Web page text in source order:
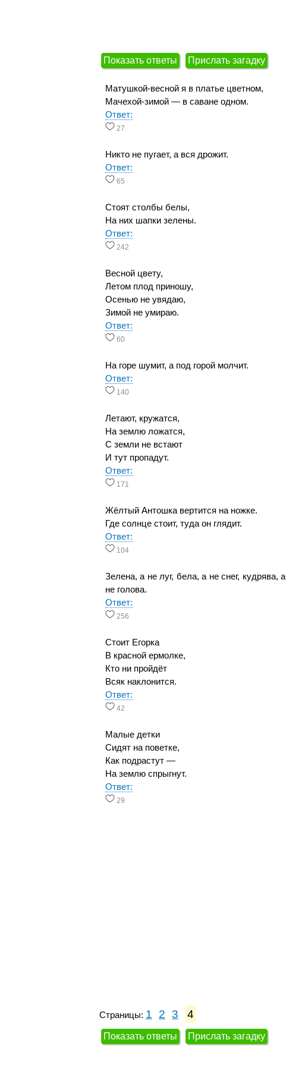
Показать ответы Прислать загадку
Матушкой-весной я в платье цветном,
Мачехой-зимой — в саване одном.
Ответ:
27
Никто не пугает, а вся дрожит.
Ответ:
65
Стоят столбы белы,
На них шапки зелены.
Ответ:
242
Весной цвету,
Летом плод приношу,
Осенью не увядаю,
Зимой не умираю.
Ответ:
60
На горе шумит, а под горой молчит.
Ответ:
140
Летают, кружатся,
На землю ложатся,
С земли не встают
И тут пропадут.
Ответ:
171
Жёлтый Антошка вертится на ножке.
Где солнце стоит, туда он глядит.
Ответ:
104
Зелена, а не луг, бела, а не снег, кудрява, а
не голова.
Ответ:
256
Стоит Егорка
В красной ермолке,
Кто ни пройдёт
Всяк наклонится.
Ответ:
42
Малые детки
Сидят на поветке,
Как подрастут —
На землю спрыгнут.
Ответ:
29
Страницы: 1 2 3 4
Показать ответы Прислать загадку